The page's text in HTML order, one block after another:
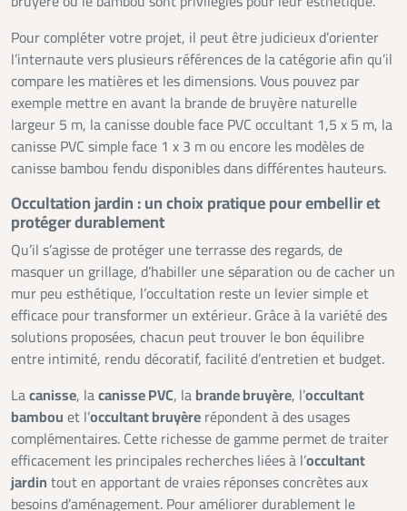
Pour compléter votre projet, il peut être judicieux d’orienter
l’internaute vers plusieurs références de la catégorie afin qu’il
compare les matières et les dimensions. Vous pouvez par
exemple mettre en avant la brande de bruyère naturelle
largeur 5 m, la canisse double face PVC occultant 1,5 x 5 m, la
canisse PVC simple face 1 x 3 m ou encore les modèles de
canisse bambou fendu disponibles dans différentes hauteurs.
Occultation jardin : un choix pratique pour embellir et
protéger durablement
Qu’il s’agisse de protéger une terrasse des regards, de
masquer un grillage, d’habiller une séparation ou de cacher un
mur peu esthétique, l’occultation reste un levier simple et
efficace pour transformer un extérieur. Grâce à la variété des
solutions proposées, chacun peut trouver le bon équilibre
entre intimité, rendu décoratif, facilité d’entretien et budget.
Lacanisse, lacanisse PVC, la brande bruyère, l’occultant
bambou et l’occultant bruyère répondent à des usages
complémentaires. Cette richesse de gamme permet de traiter
efficacement les principales recherches liées à l’occultant
jardin tout en apportant de vraies réponses concrètes aux
besoins d’aménagement. Pour améliorer durablement le